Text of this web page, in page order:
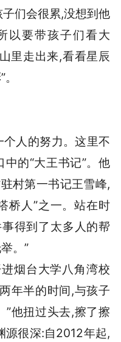
们会很累,没想到他
以要带孩子们看大
里走出来,看看星辰
人的努力。这里不
的“大王书记”。他
村第一书记王雪峰,
桥人”之一。站在时
得到了太多人的帮
。”
烟台大学八角湾校
年半的时间,与孩子
他扭过头去,擦了擦
源很深:自2012年起,